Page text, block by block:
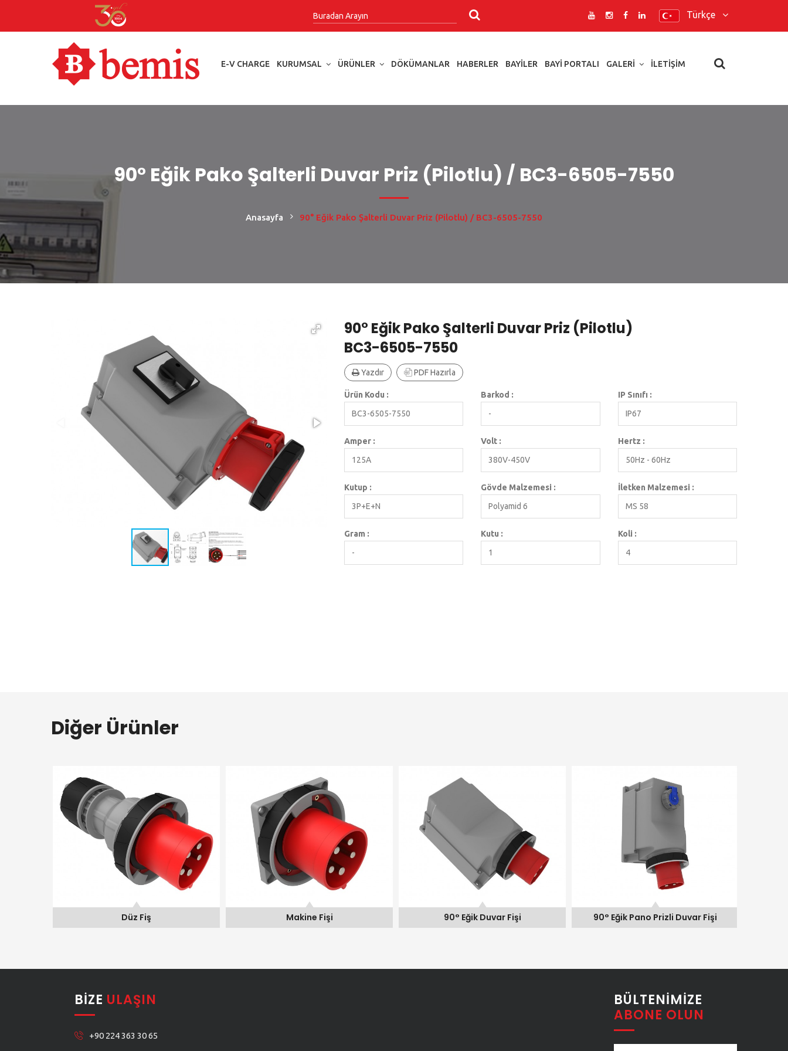
Türkçe
E-V CHARGE KURUMSAL ÜRÜNLER DÖKÜMANLAR HABERLER BAYILER BAYI PORTALI GALERI İLETIŞIM
90° Eğik Pako Şalterli Duvar Priz (Pilotlu) / BC3-6505-7550
Anasayfa 90° Eğik Pako Şalterli Duvar Priz (Pilotlu) / BC3-6505-7550
90° Eğik Pako Şalterli Duvar Priz (Pilotlu)
BC3-6505-7550
Yazdır PDF Hazırla
Ürün Kodu :
BC3-6505-7550
Barkod :
-
IP Sınıfı :
IP67
Amper :
125A
Volt :
380V-450V
Hertz :
50Hz - 60Hz
Kutup :
3P+E+N
Gövde Malzemesi :
Polyamid 6
İletken Malzemesi :
MS 58
Gram :
-
Kutu :
1
Koli :
4
Diğer Ürünler
Düz Fiş Makine Fişi 90° Eğik Duvar Fişi 90° Eğik Pano Prizli Duvar Fişi
BIZE ULAŞIN
+90 224 363 30 65
BÜLTENIMIZE
ABONE OLUN